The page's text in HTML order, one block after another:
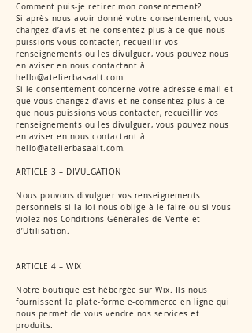
Comment puis-je retirer mon consentement?
Si après nous avoir donné votre consentement, vous
changez d’avis et ne consentez plus à ce que nous
puissions vous contacter, recueillir vos
renseignements ou les divulguer, vous pouvez nous
en aviser en nous contactant à
hello@atelierbasaalt.com
Si le consentement concerne votre adresse email et
que vous changez d’avis et ne consentez plus à ce
que nous puissions vous contacter, recueillir vos
renseignements ou les divulguer, vous pouvez nous
en aviser en nous contactant à
hello@atelierbasaalt.com.
ARTICLE 3 – DIVULGATION
Nous pouvons divulguer vos renseignements
personnels si la loi nous oblige à le faire ou si vous
violez nos Conditions Générales de Vente et
d’Utilisation.
ARTICLE 4 – WIX
Notre boutique est hébergée sur Wix. Ils nous
fournissent la plate-forme e-commerce en ligne qui
nous permet de vous vendre nos services et
produits.